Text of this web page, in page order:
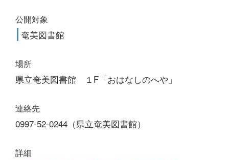
公開対象
奄美図書館
場所
県立奄美図書館 １F「おはなしのへや」
連絡先
0997-52-0244（県立奄美図書館）
詳細